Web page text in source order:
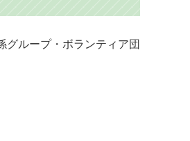
グループ・ボランティア団